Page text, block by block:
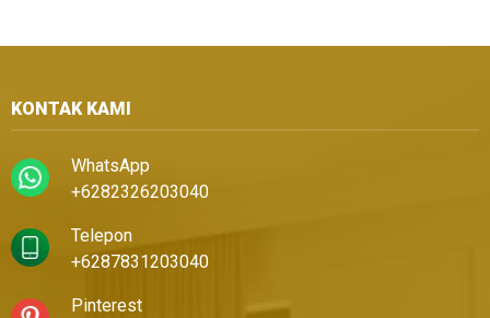
KONTAK KAMI
WhatsApp
+6282326203040
Telepon
+6287831203040
Pinterest